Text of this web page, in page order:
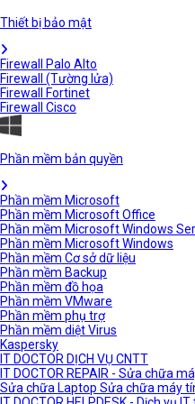
Thiết bị bảo mật
Firewall Palo Alto
Firewall (Tường lửa)
Firewall Fortinet
Firewall Cisco
Phần mềm bản quyền
Phần mềm Microsoft
Phần mềm Microsoft Office
Phần mềm Microsoft Windows
Phần mềm Microsoft Windows
Phần mềm Cơ sở dữ liệu
Phần mềm Backup
Phần mềm đồ họa
Phần mềm VMware
Phần mềm phụ trợ
Phần mềm diệt Virus
Kaspersky
IT DOCTOR DỊCH VỤ CNTT
IT DOCTOR REPAIR - Sửa chữa
Sửa chữa Laptop Sửa chữa máy